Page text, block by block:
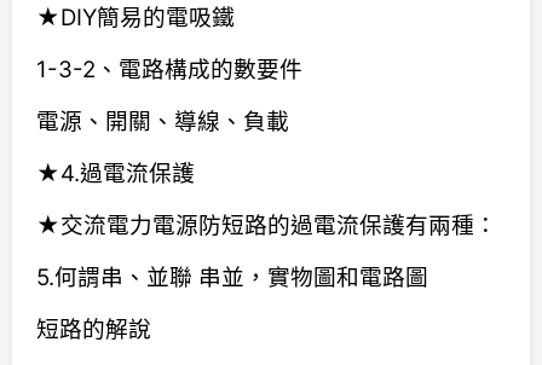
★DIY簡易的電吸鐵
1-3-2、電路構成的數要件
電源、開關、導線、負載
★4.過電流保護
★交流電力電源防短路的過電流保護有兩種：
5.何謂串、並聯 串並，實物圖和電路圖
短路的解說